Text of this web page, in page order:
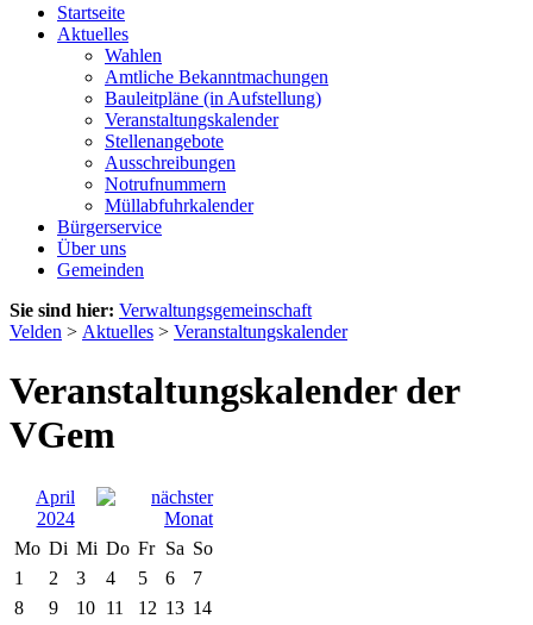
Startseite
Aktuelles
Wahlen
Amtliche Bekanntmachungen
Bauleitpläne (in Aufstellung)
Veranstaltungskalender
Stellenangebote
Ausschreibungen
Notrufnummern
Müllabfuhrkalender
Bürgerservice
Über uns
Gemeinden
Sie sind hier: Verwaltungsgemeinschaft
Velden > Aktuelles > Veranstaltungskalender
Veranstaltungskalender der
VGem
April
2024
Mo Di Mi Do Fr Sa So
1
2 3 4 5 6
7
8
9 10 11 12 13 14